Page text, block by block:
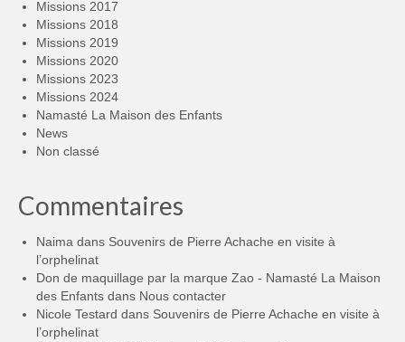
Missions 2017
Missions 2018
Missions 2019
Missions 2020
Missions 2023
Missions 2024
Namasté La Maison des Enfants
News
Non classé
Commentaires
Naima dans Souvenirs de Pierre Achache en visite à
l’orphelinat
Don de maquillage par la marque Zao - Namasté La Maison
des Enfants dans Nous contacter
Nicole Testard dans Souvenirs de Pierre Achache en visite à
l’orphelinat